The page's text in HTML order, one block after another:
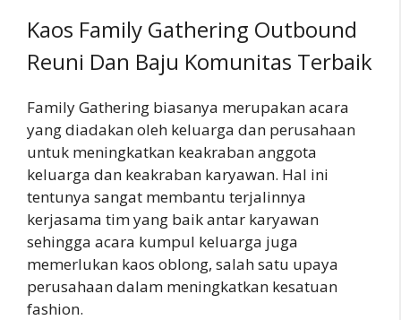
Kaos Family Gathering Outbound
Reuni Dan Baju Komunitas Terbaik
Family Gathering biasanya merupakan acara
yang diadakan oleh keluarga dan perusahaan
untuk meningkatkan keakraban anggota
keluarga dan keakraban karyawan. Hal ini
tentunya sangat membantu terjalinnya
kerjasama tim yang baik antar karyawan
sehingga acara kumpul keluarga juga
memerlukan kaos oblong, salah satu upaya
perusahaan dalam meningkatkan kesatuan
fashion.